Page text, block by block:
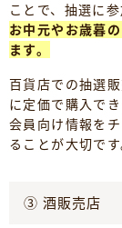
ことで、抽選に
お中元やお歳暮
ます。
百貨店での抽選
に定価で購入で
会員向け情報を
ることが大切です
③ 酒販売店